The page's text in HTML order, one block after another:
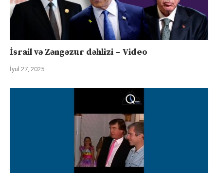
İsrail və Zəngəzur dəhlizi – Video
İyul 27, 2025